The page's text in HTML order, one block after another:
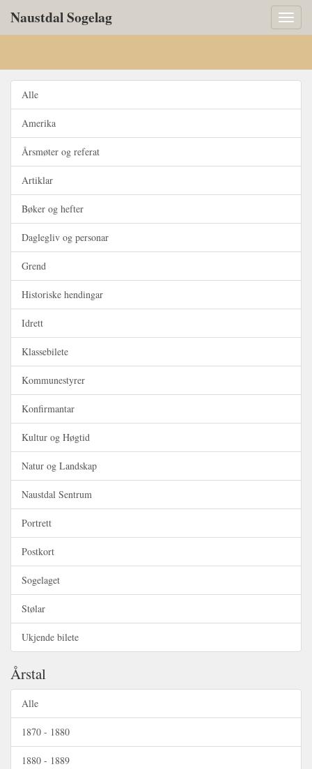
Toggle
Naustdal Sogelag
Alle
Amerika
Årsmøter og referat
Artiklar
Bøker og hefter
Daglegliv og personar
Grend
Historiske hendingar
Idrett
Klassebilete
Kommunestyrer
Konfirmantar
Kultur og Høgtid
Natur og Landskap
Naustdal Sentrum
Portrett
Postkort
Sogelaget
Stølar
Ukjende bilete
Årstal
Alle
1870 - 1880
1880 - 1889